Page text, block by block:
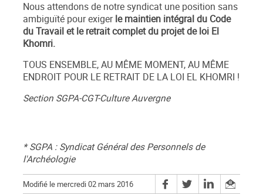
Nous attendons de notre syndicat une position sans
ambiguïté pour exigerle maintien intégral du Code
du Travail et le retrait complet du projet de loi El
Khomri.
TOUS ENSEMBLE, AU MÊME MOMENT, AU MÊME
ENDROIT POUR LE RETRAIT DE LA LOI EL KHOMRI !
Section SGPA-CGT-Culture Auvergne
* SGPA :Syndicat Général des Personnels de
l'Archéologie
Modifié le mercredi 02 mars 2016